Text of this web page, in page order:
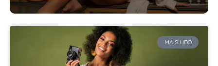
MAIS LIDO